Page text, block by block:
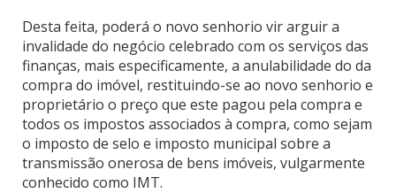
Desta feita, poderá o novo senhorio vir arguir a
invalidade do negócio celebrado com os serviços das
finanças, mais especificamente, a anulabilidade do da
compra do imóvel, restituindo-se ao novo senhorio e
proprietário o preço que este pagou pela compra e
todos os impostos associados à compra, como sejam
o imposto de selo e imposto municipal sobre a
transmissão onerosa de bens imóveis, vulgarmente
conhecido como IMT.